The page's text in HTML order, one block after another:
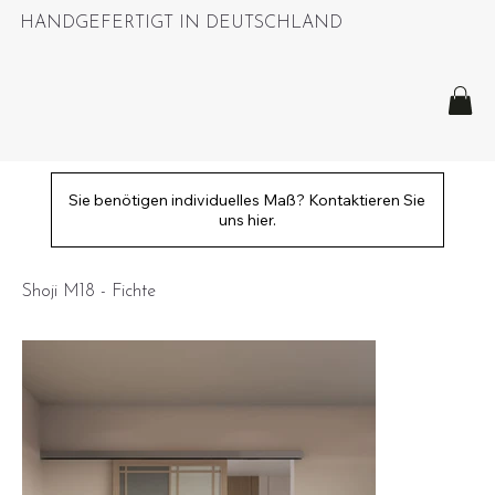
HANDGEFERTIGT IN DEUTSCHLAND
Sie benötigen individuelles Maß? Kontaktieren Sie
uns hier.
Shoji M18 - Fichte